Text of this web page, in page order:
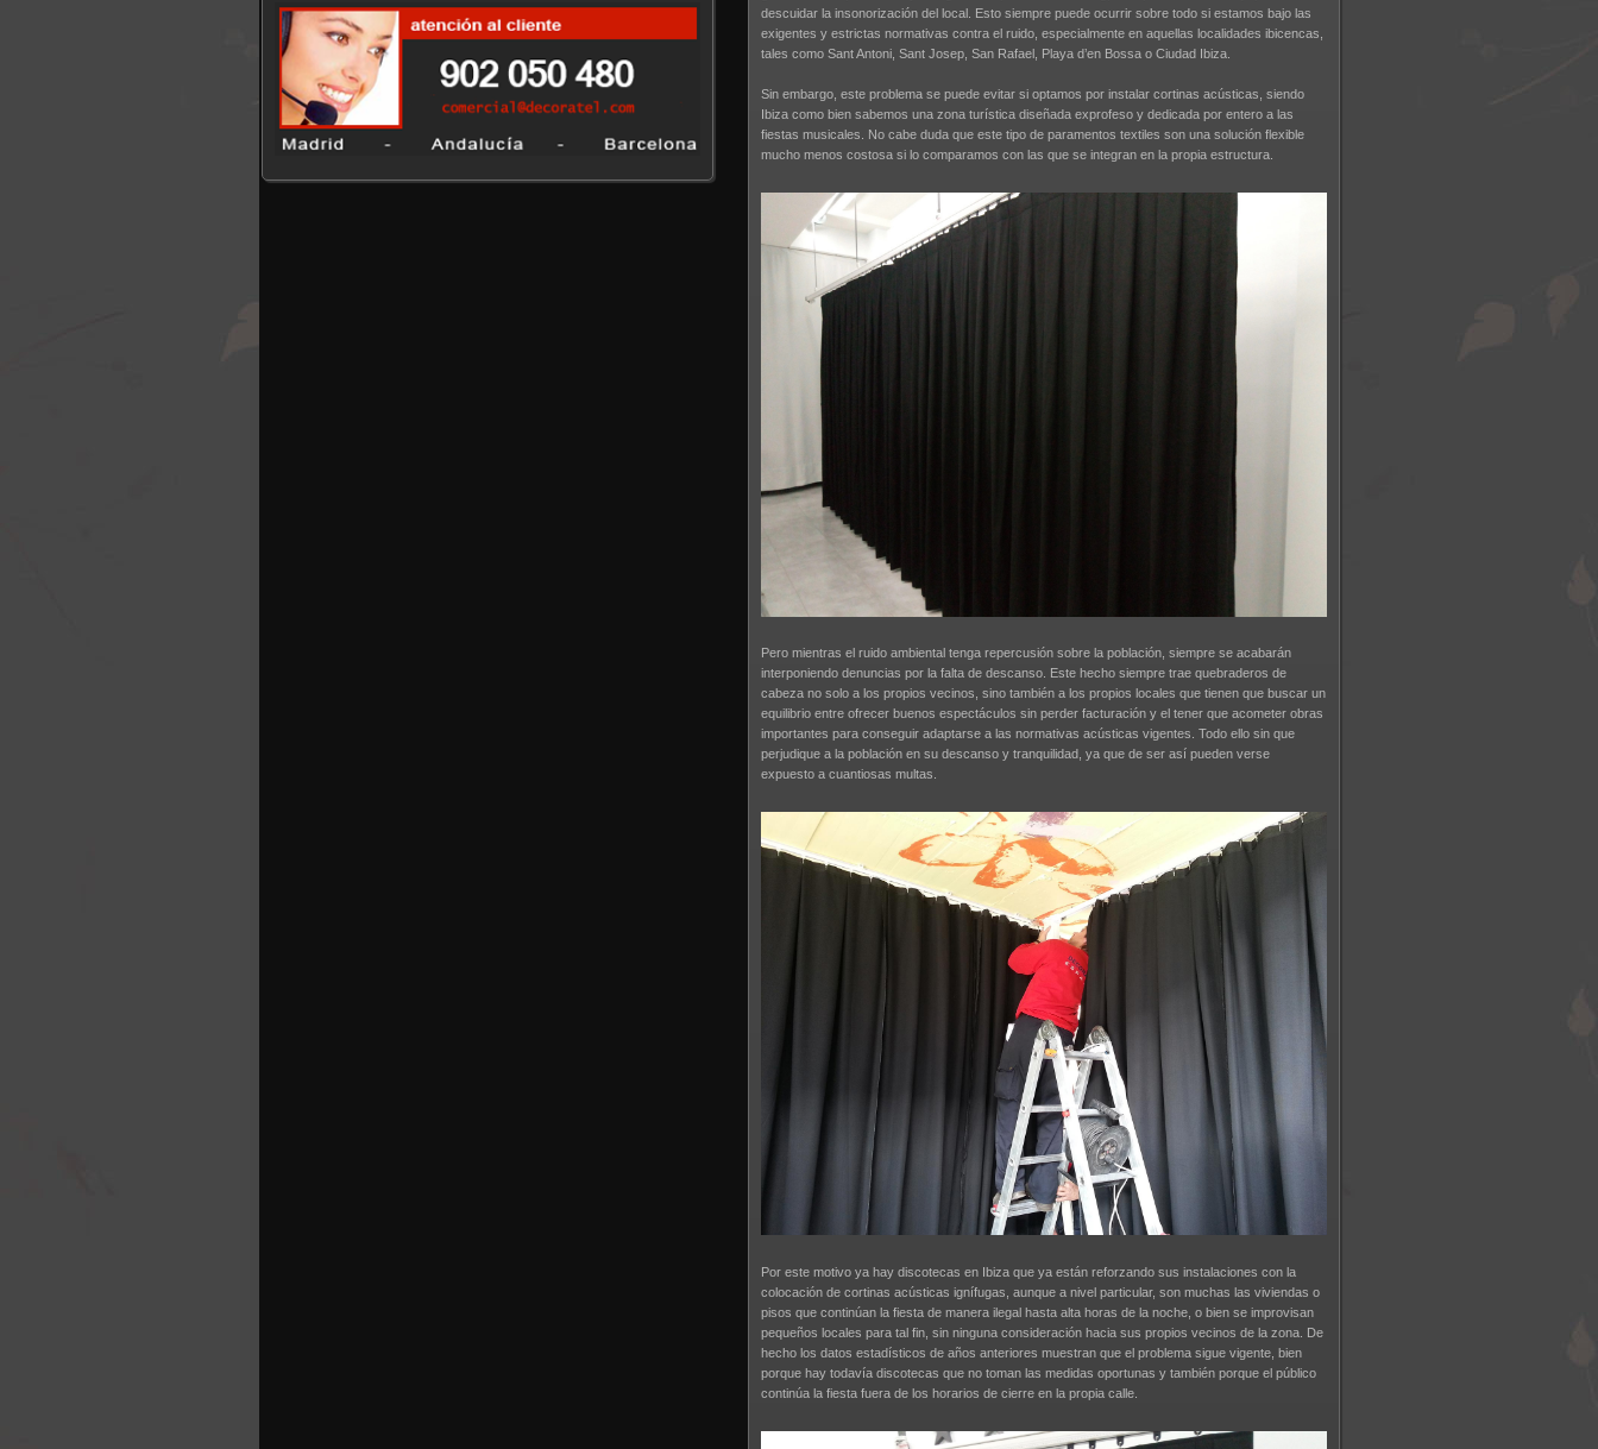
descuidar la insonorización del local. Esto siempre puede ocurrir sobre todo si estamos bajo las
exigentes y estrictas normativas contra el ruido, especialmente en aquellas localidades ibicencas,
tales como Sant Antoni, Sant Josep, San Rafael, Playa d’en Bossa o Ciudad Ibiza.
Sin embargo, este problema se puede evitar si optamos por instalar cortinas acústicas, siendo
Ibiza como bien sabemos una zona turística diseñada exprofeso y dedicada por entero a las
fiestas musicales. No cabe duda que este tipo de paramentos textiles son una solución flexible
mucho menos costosa si lo comparamos con las que se integran en la propia estructura.
Pero mientras el ruido ambiental tenga repercusión sobre la población, siempre se acabarán
interponiendo denuncias por la falta de descanso. Este hecho siempre trae quebraderos de
cabeza no solo a los propios vecinos, sino también a los propios locales que tienen que buscar un
equilibrio entre ofrecer buenos espectáculos sin perder facturación y el tener que acometer obras
importantes para conseguir adaptarse a las normativas acústicas vigentes. Todo ello sin que
perjudique a la población en su descanso y tranquilidad, ya que de ser así pueden verse
expuesto a cuantiosas multas.
Por este motivo ya hay discotecas en Ibiza que ya están reforzando sus instalaciones con la
colocación de cortinas acústicas ignífugas, aunque a nivel particular, son muchas las viviendas o
pisos que continúan la fiesta de manera ilegal hasta alta horas de la noche, o bien se improvisan
pequeños locales para tal fin, sin ninguna consideración hacia sus propios vecinos de la zona. De
hecho los datos estadísticos de años anteriores muestran que el problema sigue vigente, bien
porque hay todavía discotecas que no toman las medidas oportunas y también porque el público
continúa la fiesta fuera de los horarios de cierre en la propia calle.